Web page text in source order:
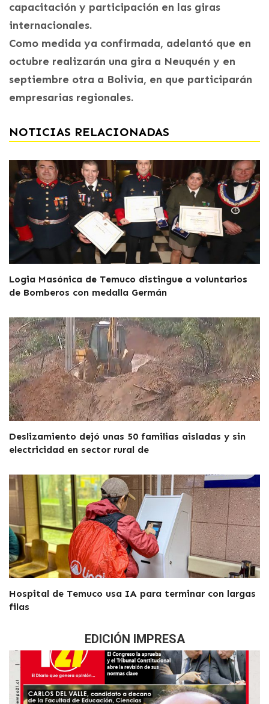
capacitación y participación en las giras
internacionales.
Como medida ya confirmada, adelantó que en
octubre realizarán una gira a Neuquén y en
septiembre otra a Bolivia, en que participarán
empresarias regionales.
NOTICIAS RELACIONADAS
Logia Masónica de Temuco distingue a voluntarios
de Bomberos con medalla Germán
Deslizamiento dejó unas 50 familias aisladas y sin
electricidad en sector rural de
Hospital de Temuco usa IA para terminar con largas
filas
EDICIÓN IMPRESA